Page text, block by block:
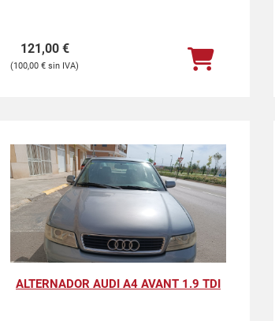
121,00 €
100,00€
ALTERNADOR AUDI A4 AVANT 1.9 TDI